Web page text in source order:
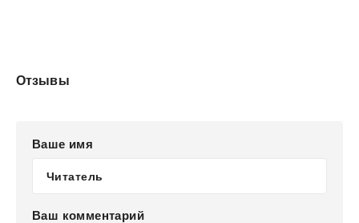
Отзывы
Ваше имя
Ваш комментарий